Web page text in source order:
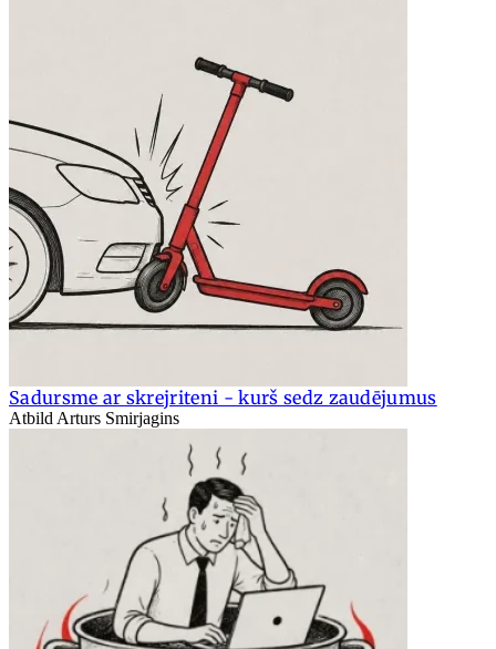
Sadursme ar skrejriteni - kurš sedz zaudējumus
Atbild Arturs Smirjagins